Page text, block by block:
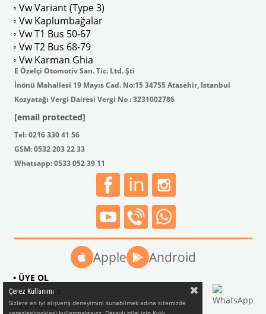
isteyenler için tercih edilir.
◦ Vw Variant (Type 3)
◦ Vw Kaplumbağalar
◦ Vw T1 Bus 50-67
◦ Vw T2 Bus 68-79
◦ Vw Karman Ghia
E Özelçi Otomotiv San. Tic. Ltd. Şti
İnönü Mahallesi 19 Mayıs Cad. No:15 34755 Atasehir, Istanbul
Kozyatağı Vergi Dairesi Vergi No : 3231002786
[email protected]
Tel: 0216 330 41 56
GSM: 0532 203 22 33
Whatsapp: 0533 052 39 11
Apple Android
• ÜYE OL
• AKSESUAR
• KATALOG
Çerez Kullanımı
Sizlere en iyi alışveriş deneyimini sunabilmek adına sitemizde